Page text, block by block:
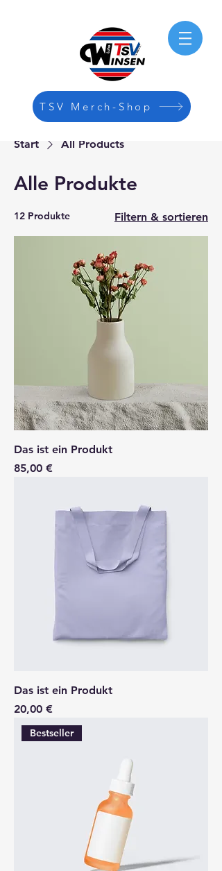
TSV Merch-Shop
Start All Products
Alle Produkte
12 Produkte Filtern & sortieren
Das ist ein Produkt
Preis
85,00 €
Das ist ein Produkt
Preis
20,00 €
Bestseller